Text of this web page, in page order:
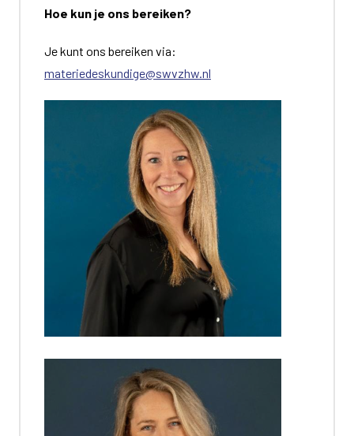
Hoe kun je ons bereiken?
Je kunt ons bereiken via:
materiedeskundige@swvzhw.nl